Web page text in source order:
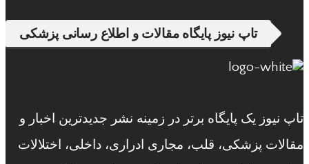
تاپ نیوز پایگاه مقالات و اطلاع رسانی پزشکی
تاپ نیوز یک پایگاه برتر در زمینه نشر جدیدترین اخبار و
مقالات پزشکی، قلب، مجاری ادراری، داخلی، اختلالات